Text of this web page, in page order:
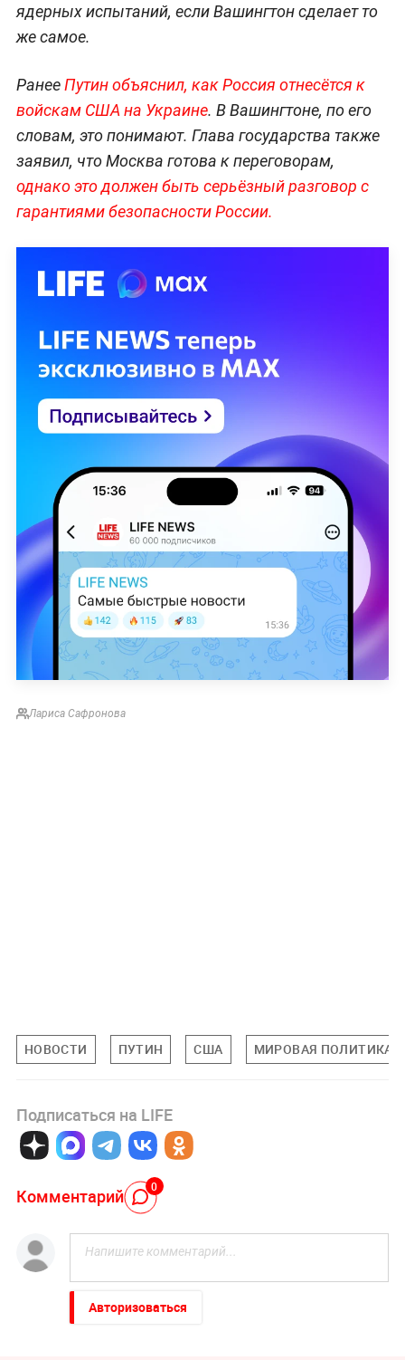
ядерных испытаний, если Вашингтон сделает то
же самое.
РанееПутин объяснил, как Россия отнесётся к
войскам США на Украине. В Вашингтоне, по его
словам, это понимают. Глава государства также
заявил, что Москва готова к переговорам,
однако это должен быть серьёзный разговор с
гарантиями безопасности России.
Лариса Сафронова
НОВОСТИ ПУТИН США МИРОВАЯ ПОЛИТИКА
Подписаться на LIFE
Комментарий 0
Авторизоваться